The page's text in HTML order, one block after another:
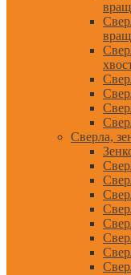
Сверла,